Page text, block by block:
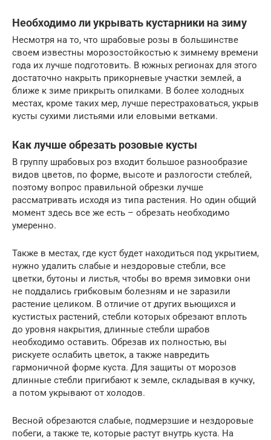
Необходимо ли укрывать кустарники на зиму
Несмотря на то, что шрабовые розы в большинстве
своем известны морозостойкостью к зимнему времени
года их лучше подготовить. В южных регионах для этого
достаточно накрыть прикорневые участки землей, а
ближе к зиме прикрыть опилками. В более холодных
местах, кроме таких мер, лучше перестраховаться, укрыв
кусты сухими листьями или еловыми ветками.
Как лучше обрезать розовые кусты
В группу шрабовых роз входит большое разнообразие
видов цветов, по форме, высоте и разлогости стеблей,
поэтому вопрос правильной обрезки лучше
рассматривать исходя из типа растения. Но один общий
момент здесь все же есть – обрезать необходимо
умеренно.
Также в местах, где куст будет находиться под укрытием,
нужно удалить слабые и нездоровые стебли, все
цветки, бутоны и листья, чтобы во время зимовки они
не поддались грибковым болезням и не заразили
растение целиком. В отличие от других вьющихся и
кустистых растений, стебли которых обрезают вплоть
до уровня накрытия, длинные стебли шрабов
необходимо оставить. Обрезав их полностью, вы
рискуете ослабить цветок, а также навредить
гармоничной форме куста. Для защиты от морозов
длинные стебли пригибают к земле, складывая в кучку,
а потом укрывают от холодов.
Весной обрезаются слабые, подмерзшие и нездоровые
побеги, а также те, которые растут внутрь куста. На